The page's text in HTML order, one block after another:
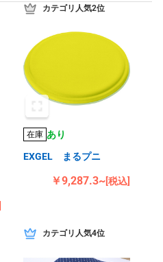
カテゴリ人気2位
在庫 あり
EXGEL まるプニ
￥9,287.3~[税込]
カテゴリ人気4位